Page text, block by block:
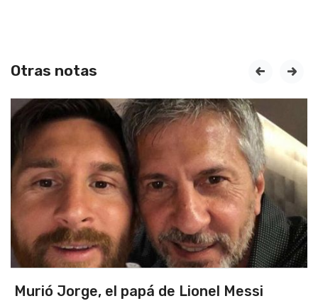
Otras notas
Triunfo en un partidazo ante
prev next